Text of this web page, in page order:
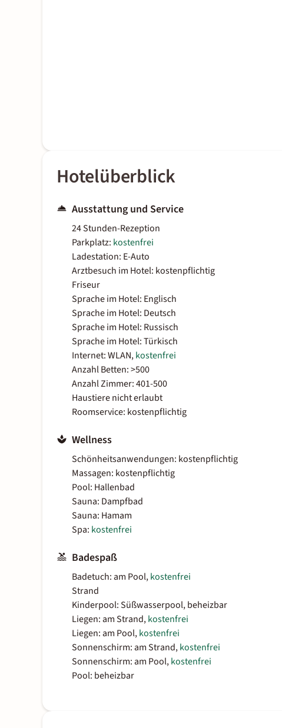
Hotelüberblick
Ausstattung und Service
24 Stunden-Rezeption
Parkplatz: kostenfrei
Ladestation: E-Auto
Arztbesuch im Hotel: kostenpflichtig
Friseur
Sprache im Hotel: Englisch
Sprache im Hotel: Deutsch
Sprache im Hotel: Russisch
Sprache im Hotel: Türkisch
Internet: WLAN,kostenfrei
Anzahl Betten: >500
Anzahl Zimmer: 401-500
Haustiere nicht erlaubt
Roomservice: kostenpflichtig
Wellness
Schönheitsanwendungen: kostenpflichtig
Massagen: kostenpflichtig
Pool: Hallenbad
Sauna: Dampfbad
Sauna: Hamam
Spa: kostenfrei
Badespaß
Badetuch: am Pool,kostenfrei
Strand
Kinderpool: Süßwasserpool, beheizbar
Liegen: am Strand,kostenfrei
Liegen: am Pool,kostenfrei
Sonnenschirm: am Strand,kostenfrei
Sonnenschirm: am Pool,kostenfrei
Pool: beheizbar